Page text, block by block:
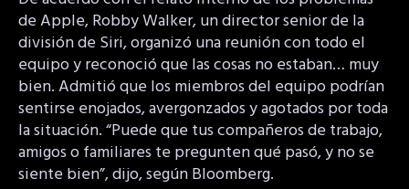
de Apple, Robby Walker, un director senior de la
división de Siri, organizó una reunión con todo el
equipo y reconoció que las cosas no estaban… muy
bien. Admitió que los miembros del equipo podrían
sentirse enojados, avergonzados y agotados por toda
la situación. “Puede que tus compañeros de trabajo,
amigos o familiares te pregunten qué pasó, y no se
siente bien”, dijo, según Bloomberg.